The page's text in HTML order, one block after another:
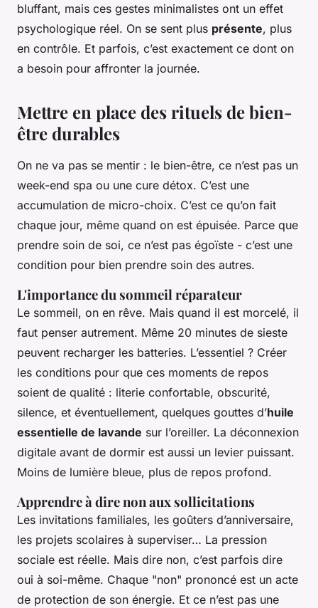
bluffant, mais ces gestes minimalistes ont un effet
psychologique réel. On se sent plus présente, plus
en contrôle. Et parfois, c’est exactement ce dont on
a besoin pour affronter la journée.
Mettre en place des rituels de bien-
être durables
On ne va pas se mentir : le bien-être, ce n’est pas un
week-end spa ou une cure détox. C’est une
accumulation de micro-choix. C’est ce qu’on fait
chaque jour, même quand on est épuisée. Parce que
prendre soin de soi, ce n’est pas égoïste - c’est une
condition pour bien prendre soin des autres.
L'importance du sommeil réparateur
Le sommeil, on en rêve. Mais quand il est morcelé, il
faut penser autrement. Même 20 minutes de sieste
peuvent recharger les batteries. L’essentiel ? Créer
les conditions pour que ces moments de repos
soient de qualité : literie confortable, obscurité,
silence, et éventuellement, quelques gouttes d’huile
essentielle de lavande sur l’oreiller. La déconnexion
digitale avant de dormir est aussi un levier puissant.
Moins de lumière bleue, plus de repos profond.
Apprendre à dire non aux sollicitations
Les invitations familiales, les goûters d’anniversaire,
les projets scolaires à superviser… La pression
sociale est réelle. Mais dire non, c’est parfois dire
oui à soi-même. Chaque "non" prononcé est un acte
de protection de son énergie. Et ce n’est pas une